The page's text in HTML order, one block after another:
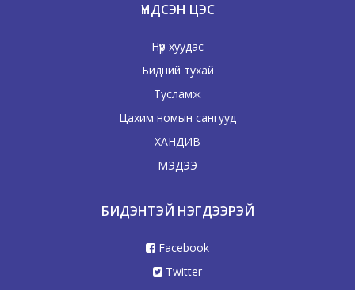
ҮНДСЭН ЦЭС
Нүүр хуудас
Бидний тухай
Тусламж
Цахим номын сангууд
ХАНДИВ
МЭДЭЭ
БИДЭНТЭЙ НЭГДЭЭРЭЙ
Facebook
Twitter